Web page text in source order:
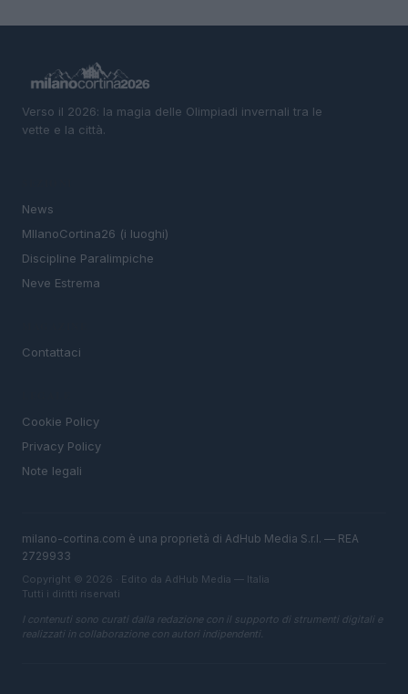
Verso il 2026: la magia delle Olimpiadi invernali tra le
vette e la città.
News
MIlanoCortina26 (i luoghi)
Discipline Paralimpiche
Neve Estrema
Contattaci
Cookie Policy
Privacy Policy
Note legali
milano-cortina.com è una proprietà di AdHub Media S.r.l. — REA
2729933
Copyright © 2026 · Edito da AdHub Media — Italia
Tutti i diritti riservati
I contenuti sono curati dalla redazione con il supporto di strumenti digitali e
realizzati in collaborazione con autori indipendenti.